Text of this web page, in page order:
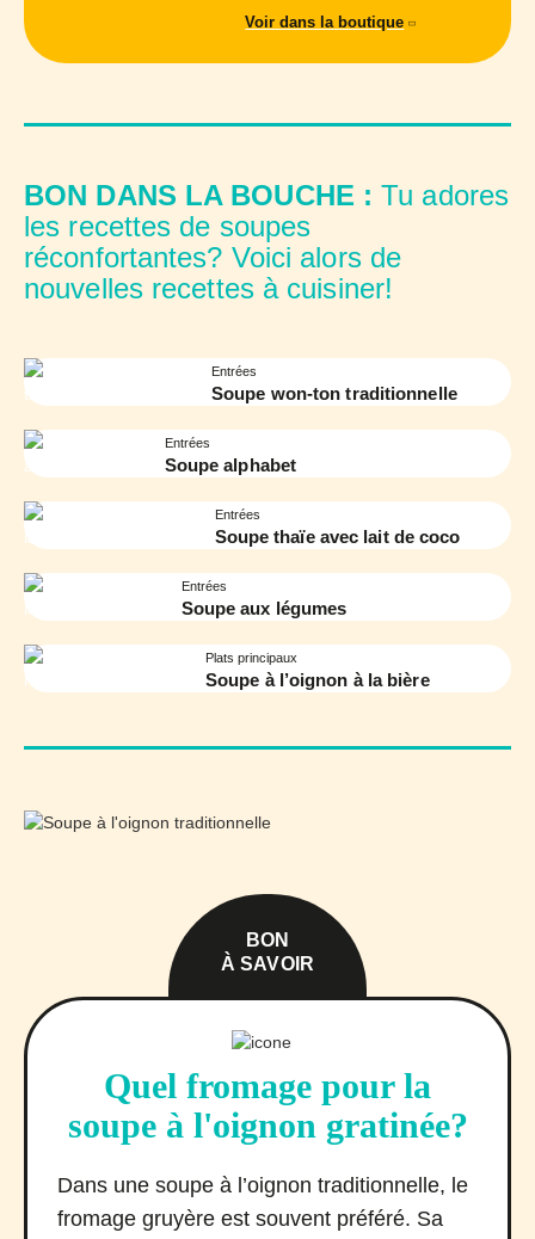
Voir dans la boutique
BON DANS LA BOUCHE : Tu adores
les recettes de soupes
réconfortantes? Voici alors de
nouvelles recettes à cuisiner!
Entrées
Soupe won-ton traditionnelle
Entrées
Soupe alphabet
Entrées
Soupe thaïe avec lait de coco
Entrées
Soupe aux légumes
Plats principaux
Soupe à l’oignon à la bière
BON
À SAVOIR
Quel fromage pour la
soupe à l'oignon gratinée?
Dans une soupe à l’oignon traditionnelle, le
fromage gruyère est souvent préféré. Sa